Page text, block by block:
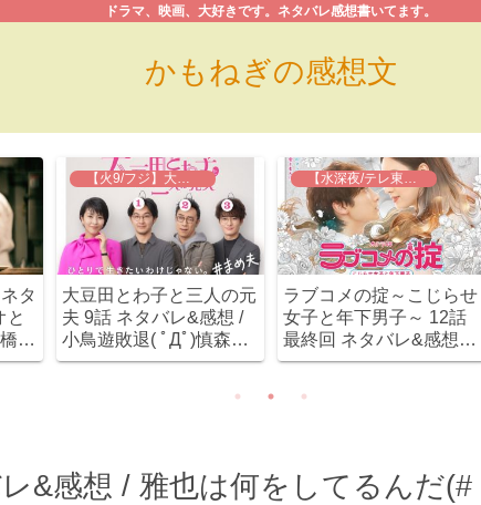
かもねぎの感想文
ドラマ、映画、大好きです。ネタバレ感想書いてます。
タ
と
本
【火9/フジ】大豆田とわ子と三人の元夫
大豆田とわ子と三人の元
夫 9話 ネタバレ&感想 /
小鳥遊敗退( ﾟДﾟ)慎森の
可愛さが加速してノンス
【水深夜/テレ東】ラブコメの掟
ラブコメの掟～こじらせ
女子と年下男子～ 12話
最終回 ネタバレ&感想 /
ブルーレイBOX作ってく
&感想 / 雅也は何をしてるんだ(#